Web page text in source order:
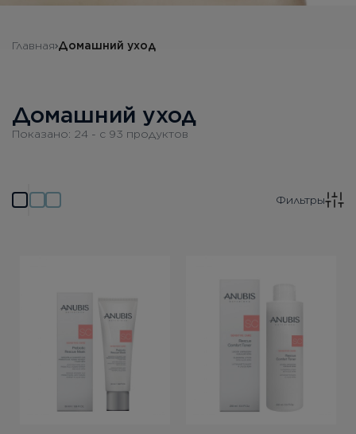
Главная Домашний уход
Домашний уход
Показано: 24 - c 93 продуктов
Фильтры